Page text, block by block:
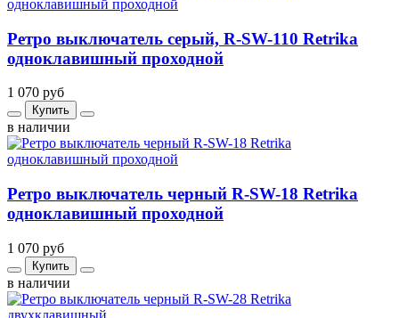
Ретро выключатель серый, R-SW-110 Retrika
одноклавишный проходной
1 070 руб
Купить
в наличии
Ретро выключатель черный R-SW-18 Retrika
одноклавишный проходной
1 070 руб
Купить
в наличии